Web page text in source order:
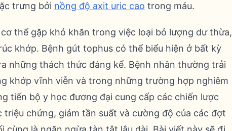
trưng bởi nồng độ axit uric cao trong máu.
thể gặp khó khăn trong việc loại bỏ lượng dư thừa,
khớp. Bệnh gút tophus có thể biểu hiện ở bất kỳ
những thách thức đáng kể. Bệnh nhân thường trải
khớp vĩnh viễn và trong những trường hợp nghiêm
tiến bộ y học đương đại cung cấp các chiến lược
chứng, giảm tần suất và cường độ của các đợt